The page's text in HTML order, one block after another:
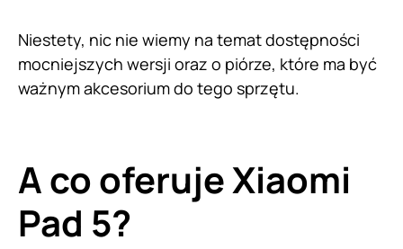
Niestety, nic nie wiemy na temat dostępności
mocniejszych wersji oraz o piórze, które ma być
ważnym akcesorium do tego sprzętu.
A co oferuje Xiaomi
Pad 5?